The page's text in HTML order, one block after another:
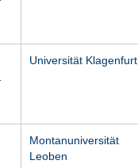
Universität Klagenfurt
Montanuniversität
Leoben